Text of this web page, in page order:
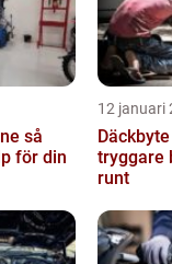
för din
12 januari
tryggare
runt